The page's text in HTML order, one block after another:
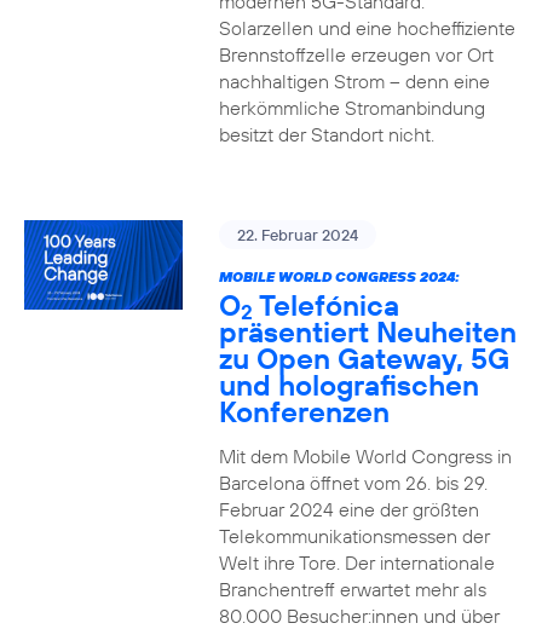
Solarzellen und eine hocheffiziente
Brennstoffzelle erzeugen vor Ort
nachhaltigen Strom – denn eine
herkömmliche Stromanbindung
besitzt der Standort nicht.
22. Februar 2024
MOBILE WORLD CONGRESS 2024:
O2 Telefónica
präsentiert Neuheiten
zu Open Gateway, 5G
und holografischen
Konferenzen
Mit dem Mobile World Congress in
Barcelona öffnet vom 26. bis 29.
Februar 2024 eine der größten
Telekommunikationsmessen der
Welt ihre Tore. Der internationale
Branchentreff erwartet mehr als
80.000 Besucher:innen und über